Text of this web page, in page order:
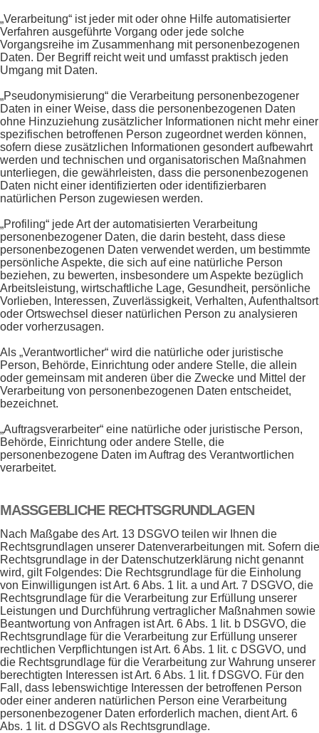
„Verarbeitung“ ist jeder mit oder ohne Hilfe automatisierter
Verfahren ausgeführte Vorgang oder jede solche
Vorgangsreihe im Zusammenhang mit personenbezogenen
Daten. Der Begriff reicht weit und umfasst praktisch jeden
Umgang mit Daten.
„Pseudonymisierung“ die Verarbeitung personenbezogener
Daten in einer Weise, dass die personenbezogenen Daten
ohne Hinzuziehung zusätzlicher Informationen nicht mehr einer
spezifischen betroffenen Person zugeordnet werden können,
sofern diese zusätzlichen Informationen gesondert aufbewahrt
werden und technischen und organisatorischen Maßnahmen
unterliegen, die gewährleisten, dass die personenbezogenen
Daten nicht einer identifizierten oder identifizierbaren
natürlichen Person zugewiesen werden.
„Profiling“ jede Art der automatisierten Verarbeitung
personenbezogener Daten, die darin besteht, dass diese
personenbezogenen Daten verwendet werden, um bestimmte
persönliche Aspekte, die sich auf eine natürliche Person
beziehen, zu bewerten, insbesondere um Aspekte bezüglich
Arbeitsleistung, wirtschaftliche Lage, Gesundheit, persönliche
Vorlieben, Interessen, Zuverlässigkeit, Verhalten, Aufenthaltsort
oder Ortswechsel dieser natürlichen Person zu analysieren
oder vorherzusagen.
Als „Verantwortlicher“ wird die natürliche oder juristische
Person, Behörde, Einrichtung oder andere Stelle, die allein
oder gemeinsam mit anderen über die Zwecke und Mittel der
Verarbeitung von personenbezogenen Daten entscheidet,
bezeichnet.
„Auftragsverarbeiter“ eine natürliche oder juristische Person,
Behörde, Einrichtung oder andere Stelle, die
personenbezogene Daten im Auftrag des Verantwortlichen
verarbeitet.
MASSGEBLICHE RECHTSGRUNDLAGEN
Nach Maßgabe des Art. 13 DSGVO teilen wir Ihnen die
Rechtsgrundlagen unserer Datenverarbeitungen mit. Sofern die
Rechtsgrundlage in der Datenschutzerklärung nicht genannt
wird, gilt Folgendes: Die Rechtsgrundlage für die Einholung
von Einwilligungen ist Art. 6 Abs. 1 lit. a und Art. 7 DSGVO, die
Rechtsgrundlage für die Verarbeitung zur Erfüllung unserer
Leistungen und Durchführung vertraglicher Maßnahmen sowie
Beantwortung von Anfragen ist Art. 6 Abs. 1 lit. b DSGVO, die
Rechtsgrundlage für die Verarbeitung zur Erfüllung unserer
rechtlichen Verpflichtungen ist Art. 6 Abs. 1 lit. c DSGVO, und
die Rechtsgrundlage für die Verarbeitung zur Wahrung unserer
berechtigten Interessen ist Art. 6 Abs. 1 lit. f DSGVO. Für den
Fall, dass lebenswichtige Interessen der betroffenen Person
oder einer anderen natürlichen Person eine Verarbeitung
personenbezogener Daten erforderlich machen, dient Art. 6
Abs. 1 lit. d DSGVO als Rechtsgrundlage.